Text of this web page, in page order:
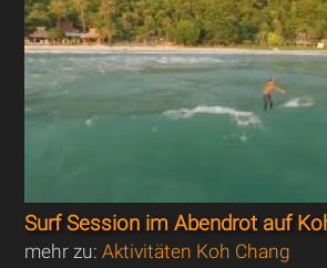
Surf Session im Abendrot auf
mehr zu:Aktivitäten Koh Chang